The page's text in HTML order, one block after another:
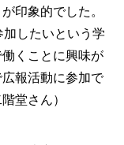
印象的でした。
したいという学
くことに興味が
報活動に参加で
堂さん）